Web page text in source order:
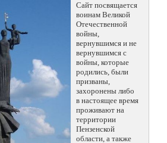
Сайт посвящается
воинам Великой
Отечественной
войны,
вернувшимся и не
вернувшимся с
войны, которые
родились, были
призваны,
захоронены либо
в настоящее время
проживают на
территории
Пензенской
области, а также